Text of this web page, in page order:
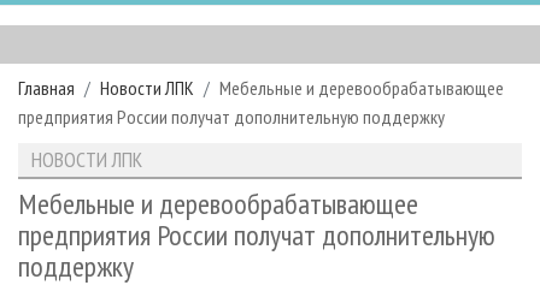
ГЛАВНАЯ
РУБРИКИ И ТЕМЫ
РУБРИКИ ЖУРНАЛА
ЛЕСОЗАГОТОВКА
ЛЕСОПИЛЕНИЕ
ДЕРЕВООБРАБОТКА
НОВОСТИ
НОВОСТИ ЛПК
НОВОСТИ ЖУРНАЛА
НОВОСТИ КОМПАНИЙ
ПРОЕКТЫ ЛПИ
АНАЛИТИКА
ПРЕДПРИЯТИЯ ЛПК
ЛЕСНЫЕ РЕГИОНЫ РОССИИ
АРХИВ
АРХИВ ЖУРНАЛОВ
СТАТЬИ
О ЖУРНАЛЕ
ПОДПИСКА
РЕКЛАМОДАТЕЛЯМ
Главная Новости ЛПК
Мебельные и деревообрабатывающее
предприятия России получат дополнительную поддержку
НОВОСТИ ЛПК
Мебельные и деревообрабатывающее
предприятия России получат дополнительную
поддержку